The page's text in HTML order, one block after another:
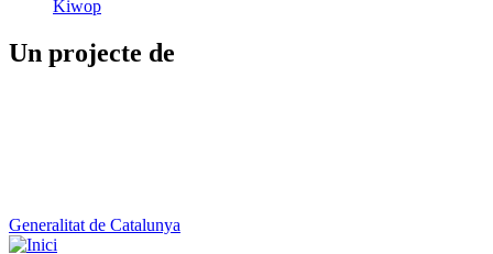
Generalitat de Catalunya
Butlletins